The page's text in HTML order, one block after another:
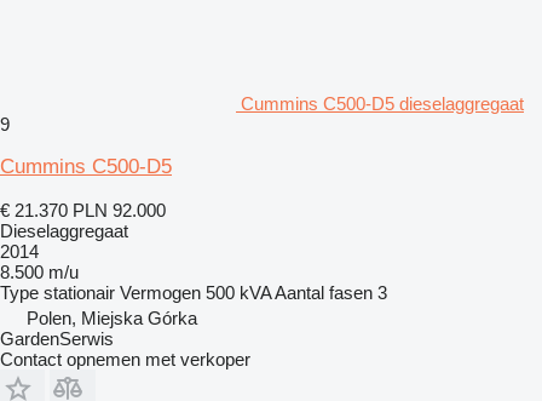
Cummins C500-D5 dieselaggregaat
9
Cummins C500-D5
€ 21.370 PLN 92.000
Dieselaggregaat
2014
8.500 m/u
Type stationair Vermogen 500 kVAAantal fasen 3
Polen, Miejska Górka
GardenSerwis
Contact opnemen met verkoper